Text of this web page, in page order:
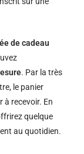
de cadeau
. Par la très
le panier
recevoir. En
quelque
au quotidien.